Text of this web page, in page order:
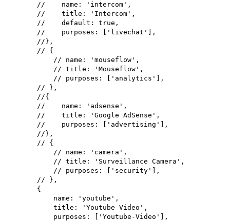
// name: 'intercom',
// title: 'Intercom',
// default: true,
// purposes: ['livechat'],
//},
// {
// name: 'mouseflow',
// title: 'Mouseflow',
// purposes: ['analytics'],
// },
//{
// name: 'adsense',
// title: 'Google AdSense',
// purposes: ['advertising'],
//},
// {
// name: 'camera',
// title: 'Surveillance Camera',
// purposes: ['security'],
// },
{
name: 'youtube',
title: 'Youtube Video',
purposes: ['Youtube-Video'],